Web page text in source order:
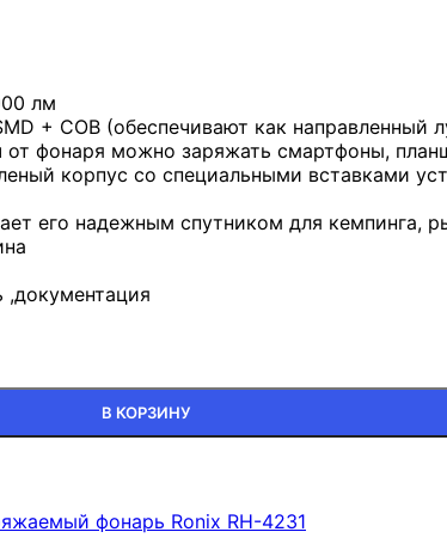
лм
+ COB (обеспечивают как направленный
фонаря можно заряжать смартфоны,
корпус со специальными вставками
его надежным спутником для кемпинга,
,документация
В КОРЗИНУ
фонарь Ronix RH-4231